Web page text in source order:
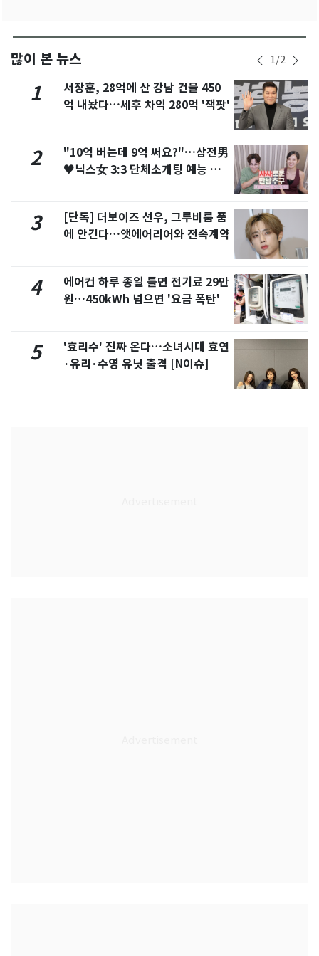
많이 본 뉴스 1/2
1
서장훈, 28억에 산 강남 건물 450
억 내놨다…세후 차익 280억 '잭팟'
2
"10억 버는데 9억 써요?"…삼전男
♥닉스女 3:3 단체소개팅 예능 화
3
[단독] 더보이즈 선우, 그루비룸 품
에 안긴다…앳에어리어와 전속계약
4
에어컨 하루 종일 틀면 전기료 29만
원…450kWh 넘으면 '요금 폭탄'
5
'효리수' 진짜 온다…소녀시대 효연
·유리·수영 유닛 출격 [N이슈]